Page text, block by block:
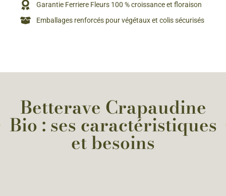
Garantie Ferriere Fleurs 100 % croissance et floraison
Emballages renforcés pour végétaux et colis sécurisés
Betterave Crapaudine
Bio : ses caractéristiques
et besoins